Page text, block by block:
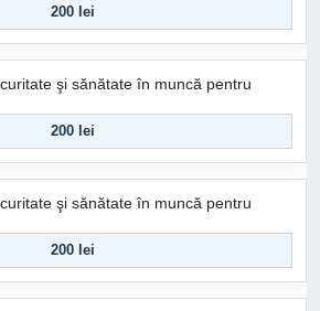
200 lei
şi sănătate în muncă pentru
200 lei
şi sănătate în muncă pentru
200 lei